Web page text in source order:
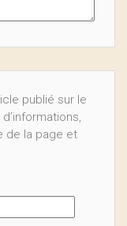
publié sur le
de la page et